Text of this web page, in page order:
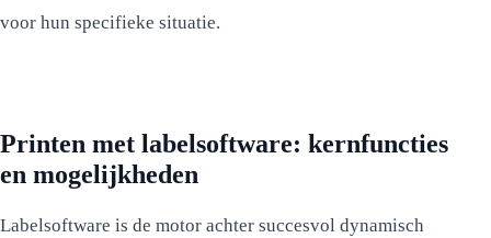
voor hun specifieke situatie.
Printen met labelsoftware: kernfuncties
en mogelijkheden
Labelsoftware is de motor achter succesvol dynamisch